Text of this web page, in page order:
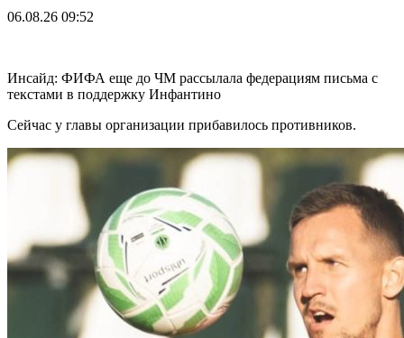
06.08.26 09:52
Инсайд: ФИФА еще до ЧМ рассылала федерациям письма с
текстами в поддержку Инфантино
Сейчас у главы организации прибавилось противников.